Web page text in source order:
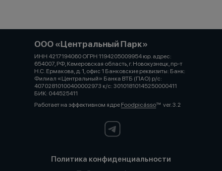
ООО «Центральный Парк»
ИНН 4217194060 ОГРН 1194205009954 юр. адрес:
654007, РФ, Кемеровская область, г. Новокузнецк, пр-т
Н.С. Ермакова, д. 1, офис 1 Банковские реквизиты: Банк:
Филиал «Центральный» Банка ВТБ (ПАО) р/с:
40702810100400002973 к/с: 30101810145250000411
БИК: 044525411
Работает на эффективном ядре Foodpicássover. 3.2
Политика конфиденциальности